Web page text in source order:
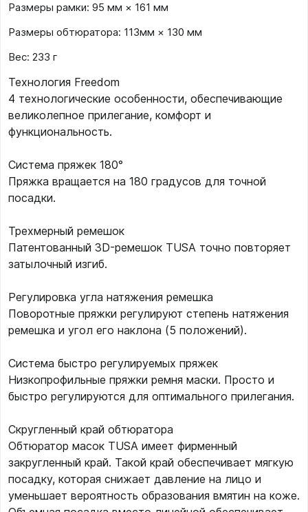
Размеры рамки: 95 мм × 161 мм
Размеры обтюратора: 113мм × 130 мм
Вес: 233 г
Технология Freedom
4 технологические особенности, обеспечивающие
великолепное прилегание, комфорт и
функциональность.
Система пряжек 180°
Пряжка вращается на 180 градусов для точной
посадки.
Трехмерный ремешок
Патентованный 3D-ремешок TUSA точно повторяет
затылочный изгиб.
Регулировка угла натяжения ремешка
Поворотные пряжки регулируют степень натяжения
ремешка и угол его наклона (5 положений).
Система быстро регулируемых пряжек
Низкопрофильные пряжки ремня маски. Просто и
быстро регулируются для оптимального прилегания.
Скругленный край обтюратора
Обтюратор масок TUSA имеет фирменный
закругленный край. Такой край обеспечивает мягкую
посадку, которая снижает давление на лицо и
уменьшает вероятность образования вмятин на коже.